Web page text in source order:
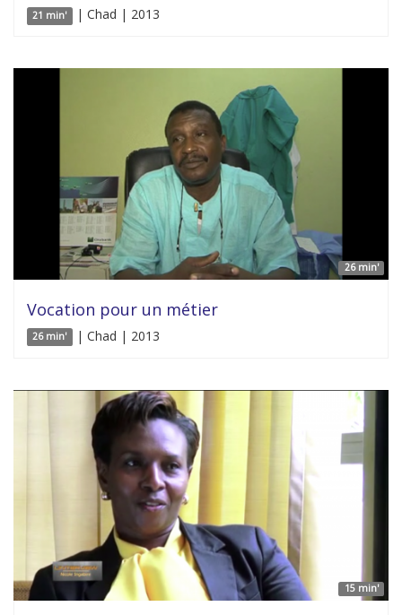
21 min' | Chad | 2013
26 min'
Vocation pour un métier
26 min' | Chad | 2013
15 min'